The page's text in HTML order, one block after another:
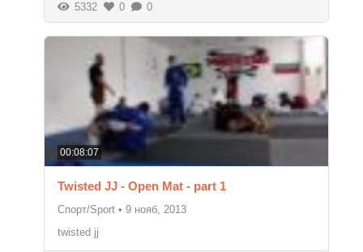
5332 0 0
00:08:07
Twisted JJ - Open Mat - part 1
Спорт/Sport • 9 нояб, 2013
twisted jj